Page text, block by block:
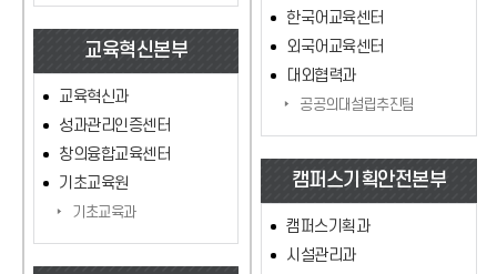
교육혁신본부
교육혁신과
성과관리인증센터
창의융합교육센터
기초교육원
기초교육과
한국어교육센터
외국어교육센터
대외협력과
공공의대설립추진팀
캠퍼스기획안전본부
캠퍼스기획과
시설관리과